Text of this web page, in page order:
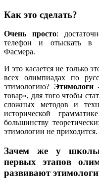
Как это сделать?
Очень просто:
телефон и отыскать в
Фасмера.
И это касается не только
всех олимпиадах по
этимологию? Этимологи
товар», для того чтобы
сложных методов и
исторической
большинству
этимологии не приходится.
Зачем же у
первых этапов
развивают